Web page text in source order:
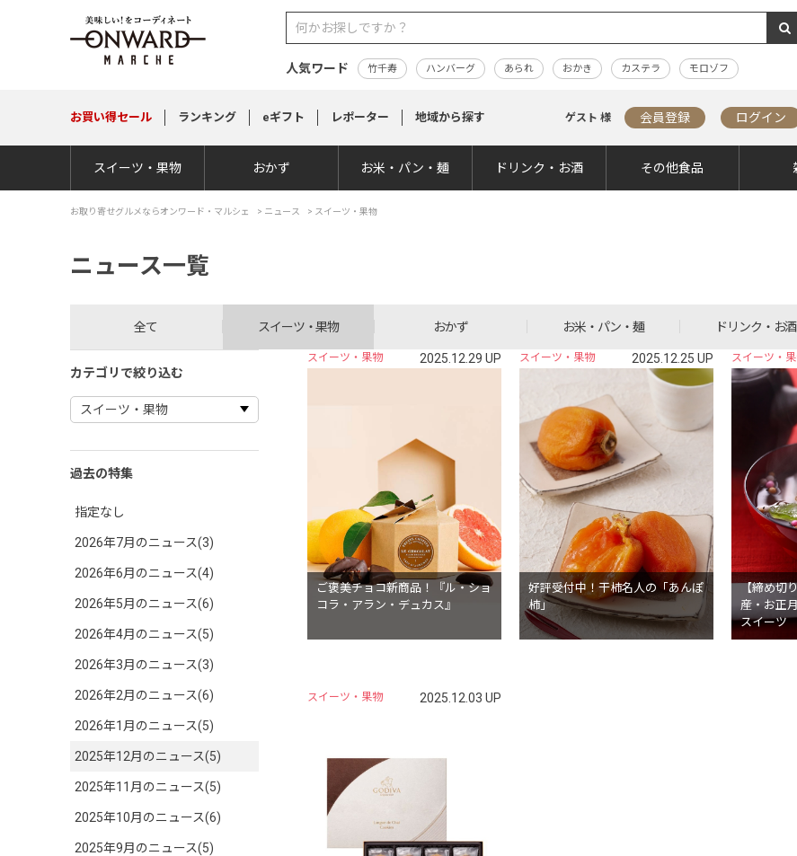
人気ワード 竹千寿 ハンバーグ あられ おかき カステラ モロゾフ
お買い得セール ランキング eギフト レポーター 地域から探す ゲスト 様 会員登録 ログイン
スイーツ・果物 おかず お米・パン・麺 ドリンク・お酒 その他食品
お取り寄せグルメならオンワード・マルシェ > ニュース > スイーツ・果物
ニュース一覧
全て スイーツ・果物 おかず お米・パン・麺 ドリンク・お酒
カテゴリで絞り込む
過去の特集
指定なし
2026年7月のニュース(3)
2026年6月のニュース(4)
2026年5月のニュース(6)
2026年4月のニュース(5)
2026年3月のニュース(3)
2026年2月のニュース(6)
2026年1月のニュース(5)
2025年12月のニュース(5)
2025年11月のニュース(5)
2025年10月のニュース(6)
2025年9月のニュース(5)
スイーツ・果物 2025.12.29 UP
ご褒美チョコ新商品！『ル・ショ
コラ・アラン・デュカス』
スイーツ・果物 2025.12.25 UP
好評受付中！干柿名人の「あんぽ
柿」
スイーツ・
【締め切
産・お正
スイーツ
スイーツ・果物 2025.12.03 UP